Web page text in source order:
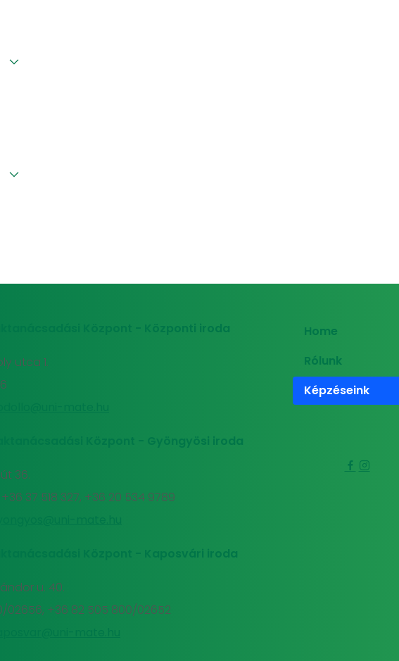
utca 1.
Központ - Gyöngyösi iroda
36.
37 518 327, +36 20 534 9789
u. 40.
02656, +36 82 505 800/02652
Home
Rólunk
Képzéseink